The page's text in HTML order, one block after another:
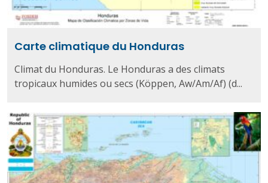
Carte climatique du Honduras
Climat du Honduras. Le Honduras a des climats
tropicaux humides ou secs (Köppen, Aw/Am/Af) (d...